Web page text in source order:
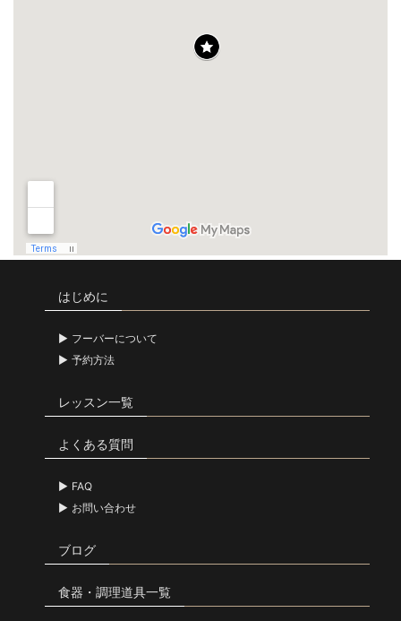
はじめに
フーバーについて
予約方法
レッスン一覧
よくある質問
FAQ
お問い合わせ
ブログ
食器・調理道具一覧